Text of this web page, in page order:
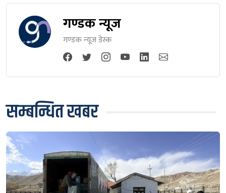
गण्डक न्यूज
गण्डक न्यूज डेस्क
सम्बन्धित खबर